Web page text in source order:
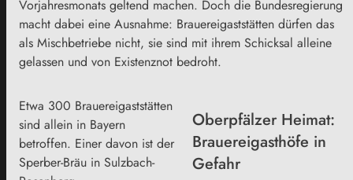
Vorjahresmonats geltend machen. Doch die Bundesregierung
macht dabei eine Ausnahme: Brauereigaststätten dürfen das
als Mischbetriebe nicht, sie sind mit ihrem Schicksal alleine
gelassen und von Existenznot bedroht.
Etwa 300 Brauereigaststätten
sind allein in Bayern
betroffen. Einer davon ist der
Sperber-Bräu in Sulzbach-
Oberpfälzer Heimat:
Brauereigasthöfe in
Gefahr